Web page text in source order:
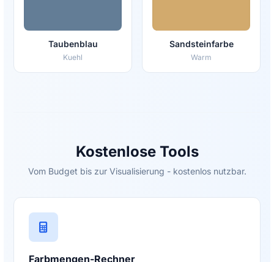
Taubenblau
Kuehl
Sandsteinfarbe
Warm
Kostenlose Tools
Vom Budget bis zur Visualisierung - kostenlos nutzbar.
Farbmengen-Rechner